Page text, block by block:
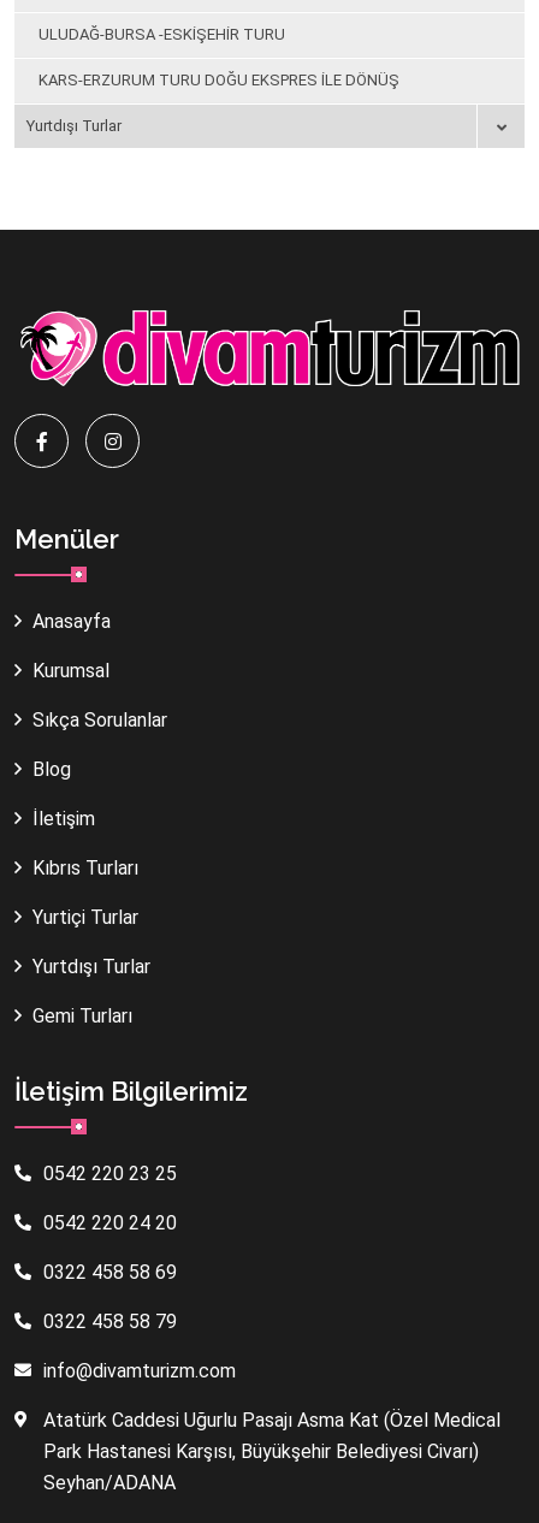
ULUDAĞ-BURSA -ESKİŞEHİR TURU
KARS-ERZURUM TURU DOĞU EKSPRES İLE DÖNÜŞ
Yurtdışı Turlar
Menüler
Anasayfa
Kurumsal
Sıkça Sorulanlar
Blog
İletişim
Kıbrıs Turları
Yurtiçi Turlar
Yurtdışı Turlar
Gemi Turları
İletişim Bilgilerimiz
0542 220 23 25
0542 220 24 20
0322 458 58 69
0322 458 58 79
info@divamturizm.com
Atatürk Caddesi Uğurlu Pasajı Asma Kat (Özel Medical
Park Hastanesi Karşısı, Büyükşehir Belediyesi Civarı)
Seyhan/ADANA